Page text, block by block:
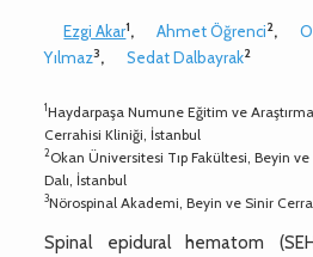
Ezgi Akar1, Ahmet Öğrenci2,
Yılmaz3, Sedat Dalbayrak2
1Haydarpaşa Numune Eğitim ve
Cerrahisi Kliniği, İstanbul
2Okan Üniversitesi Tıp Fakültesi, Beyin
Dalı, İstanbul
3Nörospinal Akademi, Beyin ve Sinir
Spinal epidural hematom